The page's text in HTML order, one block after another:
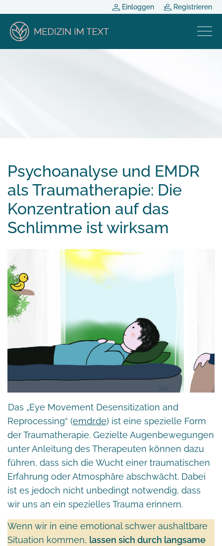
Einloggen Registrieren
Psychoanalyse und EMDR
als Traumatherapie: Die
Konzentration auf das
Schlimme ist wirksam
Das „Eye Movement Desensitization and
Reprocessing“ (emdr.de) ist eine spezielle Form
der Traumatherapie. Gezielte Augenbewegungen
unter Anleitung des Therapeuten können dazu
führen, dass sich die Wucht einer traumatischen
Erfahrung oder Atmosphäre abschwächt. Dabei
ist es jedoch nicht unbedingt notwendig, dass
wir uns an ein spezielles Trauma erinnern.
Wenn wir in eine emotional schwer aushaltbare
Situation kommen, lassen sich durch langsame